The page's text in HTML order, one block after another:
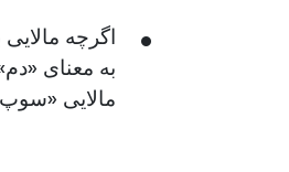
مالایی